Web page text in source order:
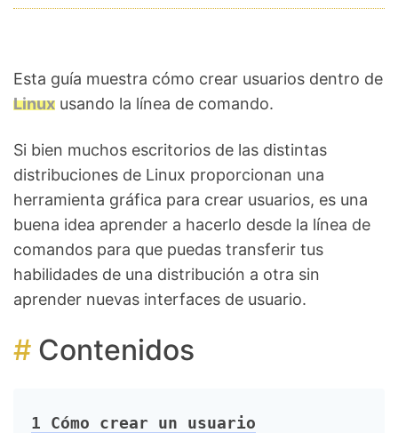
Esta guía muestra cómo crear usuarios dentro de
Linux usando la línea de comando.
Si bien muchos escritorios de las distintas
distribuciones de Linux proporcionan una
herramienta gráfica para crear usuarios, es una
buena idea aprender a hacerlo desde la línea de
comandos para que puedas transferir tus
habilidades de una distribución a otra sin
aprender nuevas interfaces de usuario.
Contenidos
1 Cómo crear un usuario